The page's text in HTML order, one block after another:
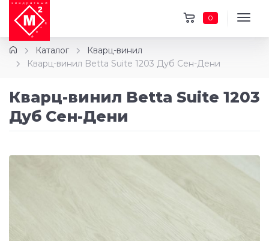
0
Каталог
Кварц-винил
Кварц-винил Betta Suite 1203 Дуб Сен-Дени
Кварц-винил Betta Suite 1203
Дуб Сен-Дени